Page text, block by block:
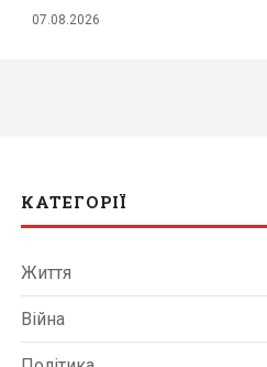
07.08.2026
КАТЕГОРІЇ
Життя
Війна